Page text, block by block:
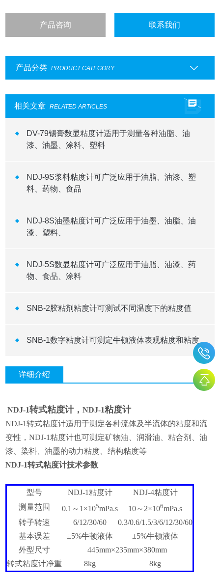
产品咨询 联系我们
产品分类 PRODUCT CATEGORY
相关文章 RELATED ARTICLES
DV-79锡膏数显粘度计适用于测量各种油脂、油
漆、油墨、涂料、塑料
NDJ-9S浆料粘度计可广泛应用于油脂、油漆、塑
料、药物、食品
NDJ-8S油墨粘度计可广泛应用于油墨、油脂、油
漆、塑料、
NDJ-5S数显粘度计可广泛应用于油脂、油漆、药
物、食品、涂料
SNB-2胶粘剂粘度计可测试不同温度下的粘度值
SNB-1数字粘度计可测定牛顿液体表观粘度和粘度
详细介绍
NDJ-1转式粘度计，NDJ-1粘度计
NDJ-1转式粘度计适用于测定各种流体及半流体的粘度和流
变性，NDJ-1粘度计也可测定矿物油、润滑油、粘合剂、油
漆、染料、油墨的动力粘度、结构粘度等
NDJ-1转式粘度计技术参数
型号 NDJ-1粘度计 NDJ-4粘度计
测量范围
0.1～1×105mPa.s 10～2×106mPa.s
转子转速
6/12/30/60
0.3/0.6/1.5/3/6/12/30/60
基本误差
±5%牛顿液体
±5%牛顿液体
外型尺寸
445mm×235mm×380mm
转式粘度计净重 8kg 8kg